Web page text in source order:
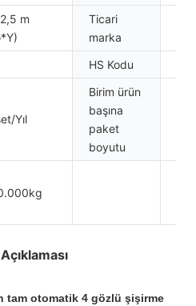
m
Ticari
marka
HS Kodu
Yıl
Birim ürün
başına
paket
boyutu
tam otomatik 4 gözlü şişirme